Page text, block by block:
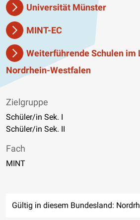
Universität Münster
MINT-EC
Weiterführende Schulen im
Nordrhein-Westfalen
Zielgruppe
Schüler/in Sek. I
Schüler/in Sek. II
Fach
MINT
Gültig in diesem Bundesland: